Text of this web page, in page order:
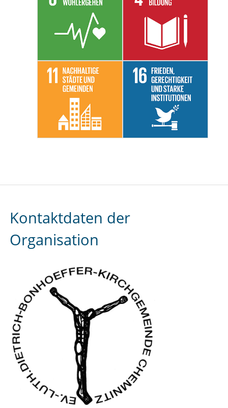
Kontaktdaten der
Organisation